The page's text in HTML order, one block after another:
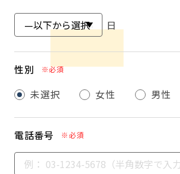
日
性別 ※必須
未選択 女性 男性
電話番号 ※必須